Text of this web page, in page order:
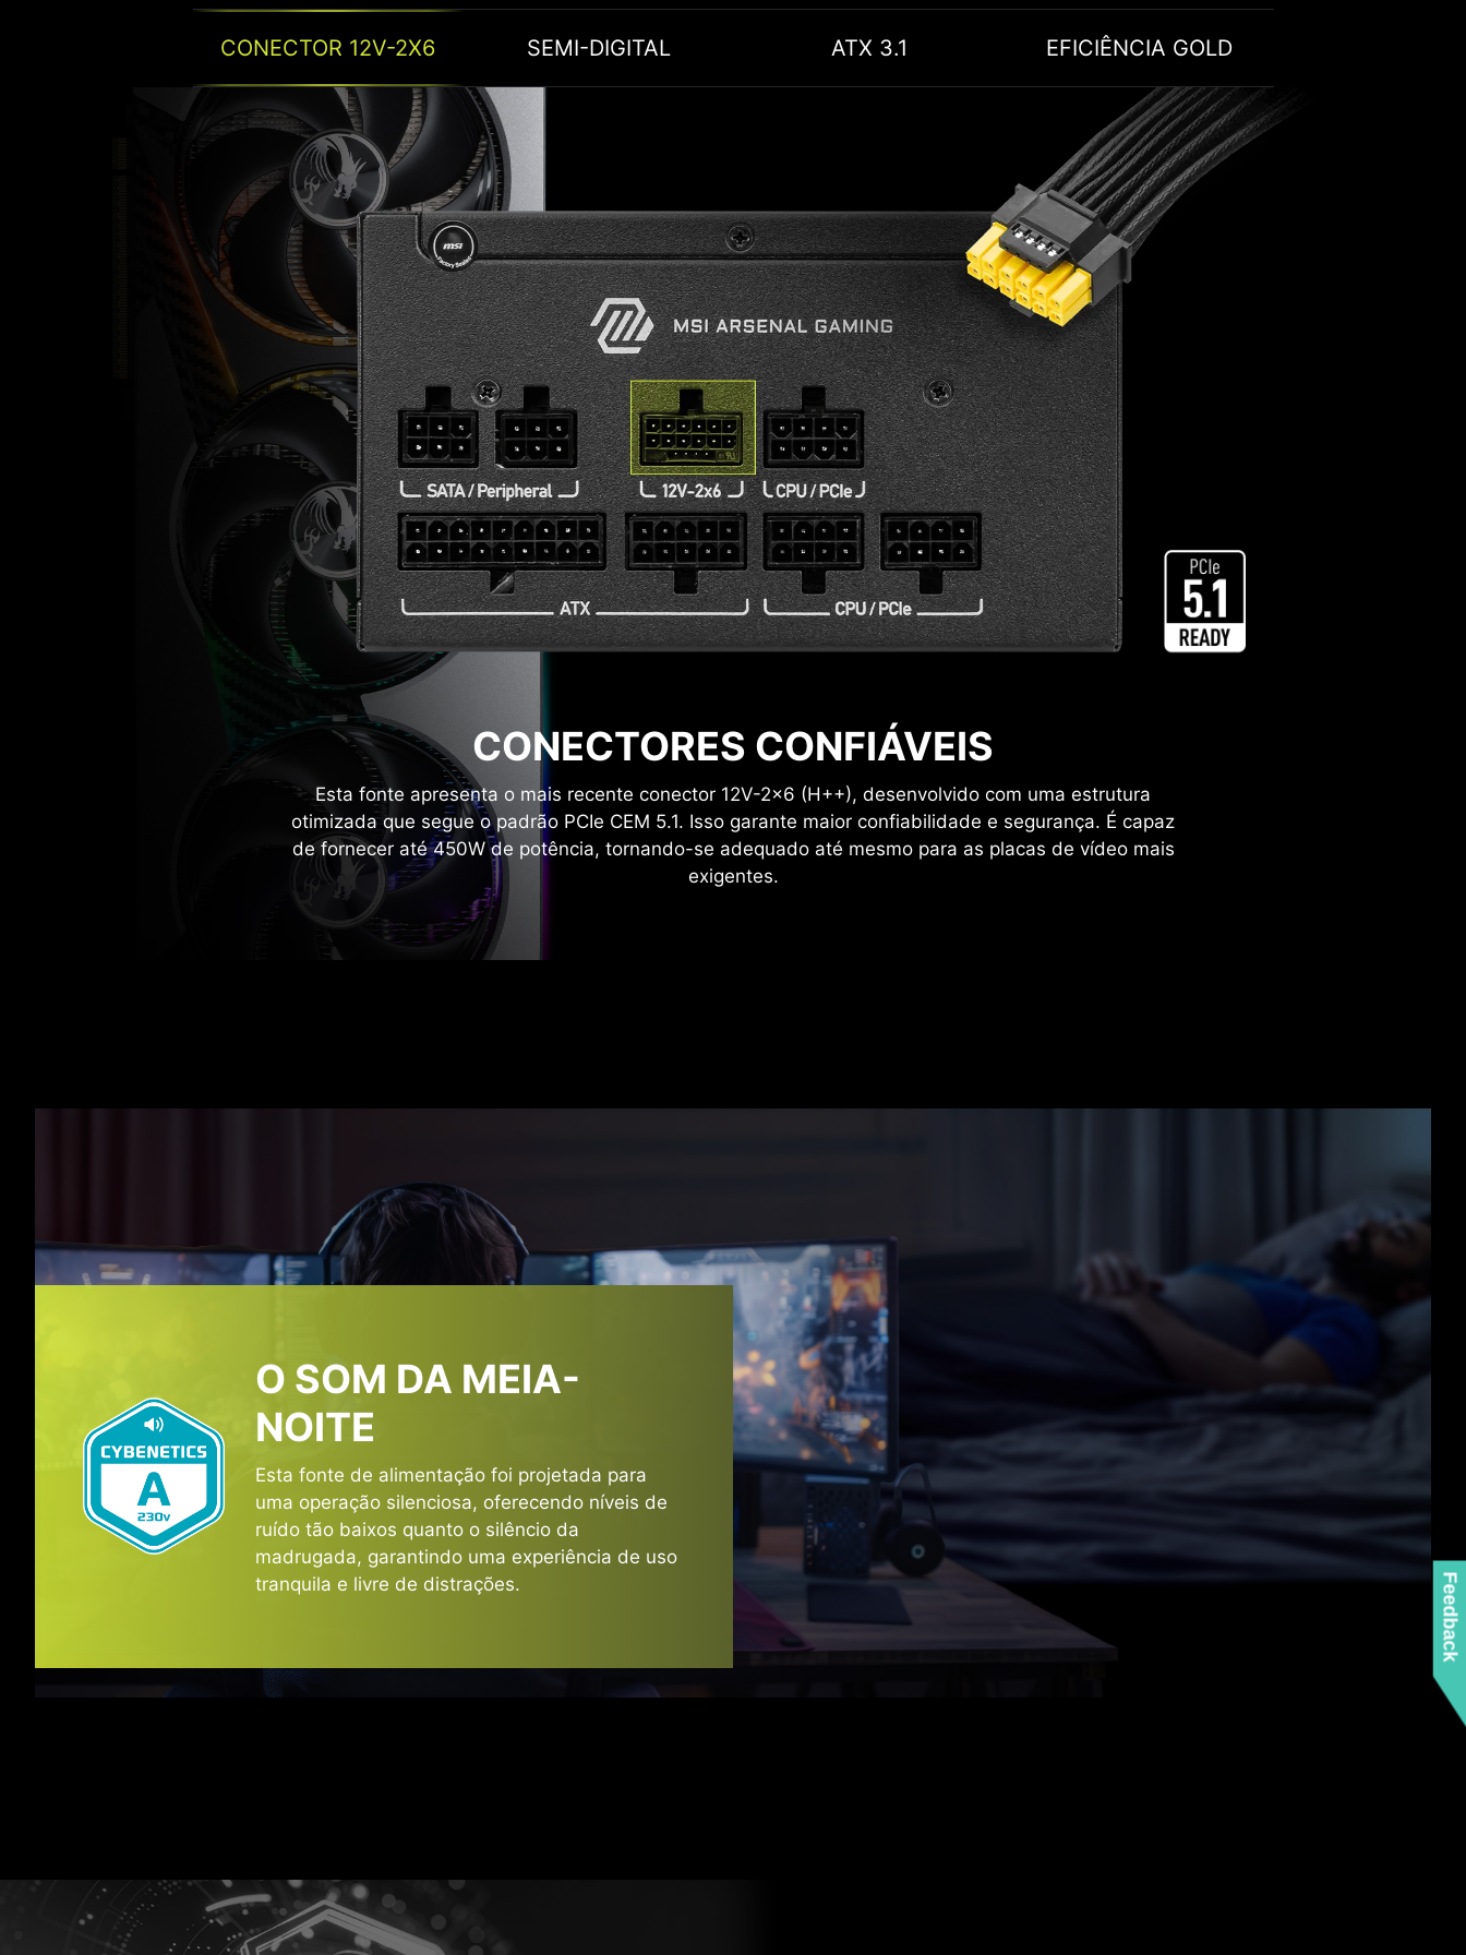
CONECTOR 12V-2X6 SEMI-DIGITAL ATX 3.1 EFICIÊNCIA GOLD
CONECTORES CONFIÁVEIS
Esta fonte apresenta o mais recente conector 12V-2x6 (H++), desenvolvido com uma estrutura
otimizada que segue o padrão PCIe CEM 5.1. Isso garante maior confiabilidade e segurança. É capaz
de fornecer até 450W de potência, tornando-se adequado até mesmo para as placas de vídeo mais
exigentes.
SEMI DIGITAL
Esta fonte de alimentação vem equipada com um circuito integrado (IC) para
controlar o PFC e o LLC, aumentando significativamente a precisão. Essa
arquitetura permite gerenciar ajustes dinâmicos, proporcionando uma entrega
de energia mais estável e eficiente.
PSU À PROVA DE TUDO
Graças à sua porta de saída compatível com Intel PSDG (Power Supply Design Guide) ATX 3.1, esta fonte é
capaz de suportar picos de energia totais de até 220% e picos de energia da GPU de até 3x.
3X
Pico de Potência da GPU
CERTIFICAÇÃO DE EFICIÊNCIA
GOLD
A eficácia da sua PSU influencia diretamente no desempenho do seu
sistema e no consumo de energia. A certificação Gold se destaca como
um benchmark de eficiência energética, garantindo que sua fonte de
alimentação consuma pouca energia e opere em frequências elevadas.
O SOM DA MEIA-
NOITE
Esta fonte de alimentação foi projetada para
uma operação silenciosa, oferecendo níveis de
ruído tão baixos quanto o silêncio da
madrugada, garantindo uma experiência de uso
tranquila e livre de distrações.
Feedback